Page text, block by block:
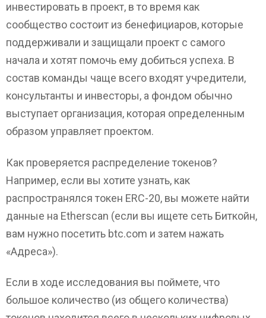
инвестировать в проект, в то время как
сообщество состоит из бенефициаров, которые
поддерживали и защищали проект с самого
начала и хотят помочь ему добиться успеха. В
состав команды чаще всего входят учредители,
консультанты и инвесторы, а фондом обычно
выступает организация, которая определенным
образом управляет проектом.
Как проверяется распределение токенов?
Например, если вы хотите узнать, как
распространялся токен ERC-20, вы можете найти
данные на Etherscan (если вы ищете сеть Биткойн,
вам нужно посетить btc.com и затем нажать
«Адреса»).
Если в ходе исследования вы поймете, что
большое количество (из общего количества)